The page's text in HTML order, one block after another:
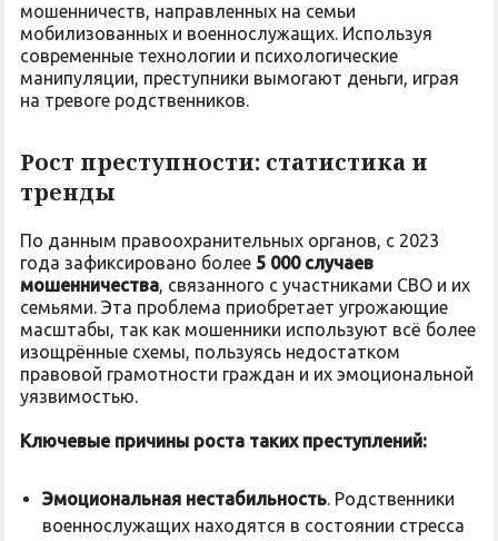
мошенничеств, направленных на семьи
мобилизованных и военнослужащих. Используя
современные технологии и психологические
манипуляции, преступники вымогают деньги, играя
на тревоге родственников.
Рост преступности: статистика и
тренды
По данным правоохранительных органов, с 2023
года зафиксировано более 5 000 случаев
мошенничества, связанного с участниками СВО и их
семьями. Эта проблема приобретает угрожающие
масштабы, так как мошенники используют всё более
изощрённые схемы, пользуясь недостатком
правовой грамотности граждан и их эмоциональной
уязвимостью.
Ключевые причины роста таких преступлений:
Эмоциональная нестабильность. Родственники
военнослужащих находятся в состоянии стресса